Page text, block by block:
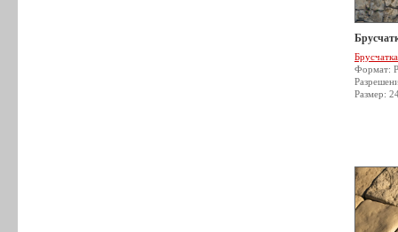
Брусчатка
Формат:
Размер: